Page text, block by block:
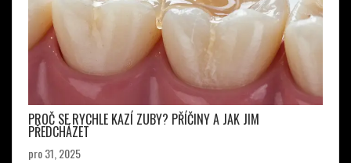
PROČ SE RYCHLE KAZÍ ZUBY? PŘÍČINY A JAK JIM
PŘEDCHÁZET
pro 31, 2025